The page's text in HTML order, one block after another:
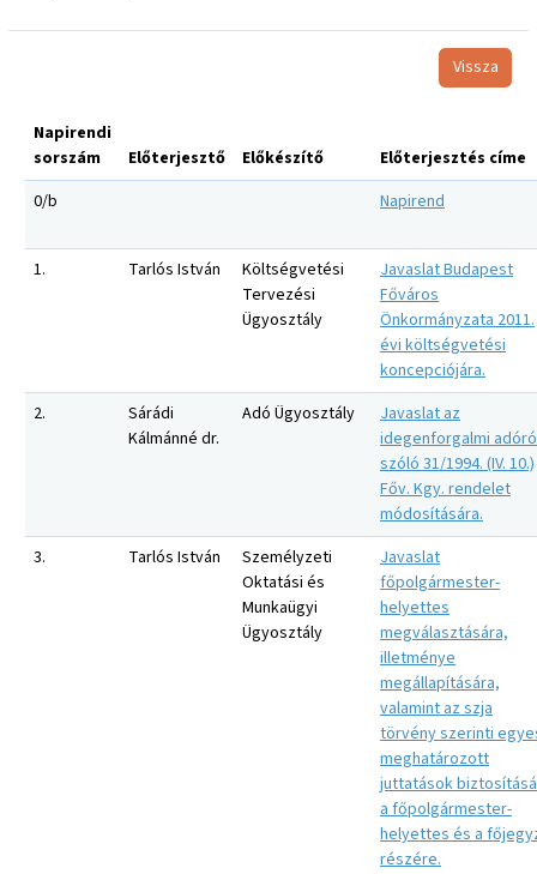
Vissza
Napirendi
sorszám
Előterjesztő Előkészítő
Előterjesztés címe
0/b
Napirend
1. Tarlós István
Költségvetési
Tervezési
Ügyosztály
Javaslat Budapest
Főváros
Önkormányzata 2011.
évi költségvetési
koncepciójára.
2.
Sárádi
Kálmánné dr.
Adó Ügyosztály
Javaslat az
idegenforgalmi
szóló 31/1994. (IV. 10.)
Főv. Kgy. rendelet
módosítására.
3.
Tarlós István
Személyzeti
Oktatási és
Munkaügyi
Ügyosztály
Javaslat
főpolgármester-
helyettes
megválasztására,
illetménye
megállapítására,
valamint az szja
törvény szerinti
meghatározott
juttatások
a főpolgármester-
helyettes és a
részére.